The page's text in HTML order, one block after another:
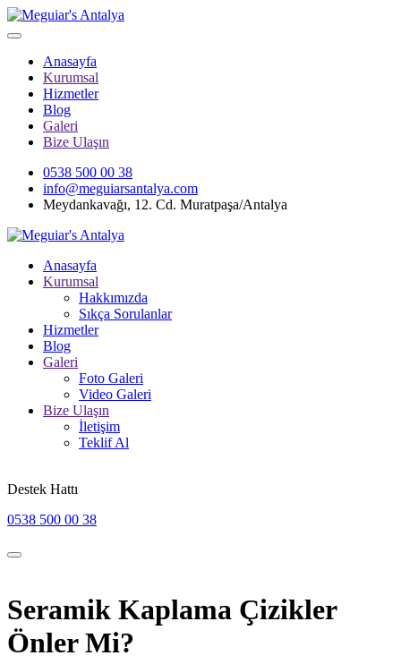
Anasayfa
Kurumsal
Hizmetler
Blog
Galeri
Bize Ulaşın
0538 500 00 38
info@meguiarsantalya.com
Meydankavağı, 12. Cd. Muratpaşa/Antalya
Anasayfa
Kurumsal
Hakkımızda
Sıkça Sorulanlar
Hizmetler
Blog
Galeri
Foto Galeri
Video Galeri
Bize Ulaşın
İletişim
Teklif Al
Destek Hattı
0538 500 00 38
Seramik Kaplama Çizikler
Önler Mi?